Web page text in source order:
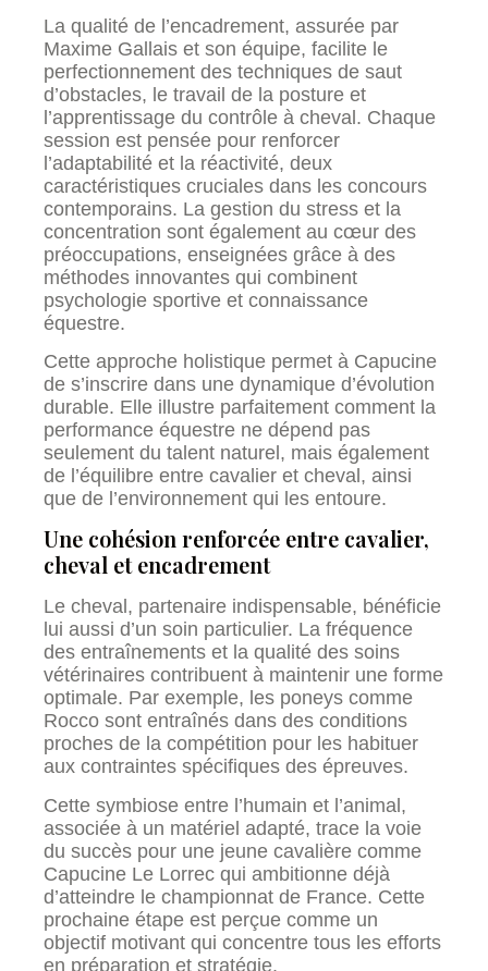
La qualité de l’encadrement, assurée par
Maxime Gallais et son équipe, facilite le
perfectionnement des techniques de saut
d’obstacles, le travail de la posture et
l’apprentissage du contrôle à cheval. Chaque
session est pensée pour renforcer
l’adaptabilité et la réactivité, deux
caractéristiques cruciales dans les concours
contemporains. La gestion du stress et la
concentration sont également au cœur des
préoccupations, enseignées grâce à des
méthodes innovantes qui combinent
psychologie sportive et connaissance
équestre.
Cette approche holistique permet à Capucine
de s’inscrire dans une dynamique d’évolution
durable. Elle illustre parfaitement comment la
performance équestre ne dépend pas
seulement du talent naturel, mais également
de l’équilibre entre cavalier et cheval, ainsi
que de l’environnement qui les entoure.
Une cohésion renforcée entre cavalier,
cheval et encadrement
Le cheval, partenaire indispensable, bénéficie
lui aussi d’un soin particulier. La fréquence
des entraînements et la qualité des soins
vétérinaires contribuent à maintenir une forme
optimale. Par exemple, les poneys comme
Rocco sont entraînés dans des conditions
proches de la compétition pour les habituer
aux contraintes spécifiques des épreuves.
Cette symbiose entre l’humain et l’animal,
associée à un matériel adapté, trace la voie
du succès pour une jeune cavalière comme
Capucine Le Lorrec qui ambitionne déjà
d’atteindre le championnat de France. Cette
prochaine étape est perçue comme un
objectif motivant qui concentre tous les efforts
en préparation et stratégie.